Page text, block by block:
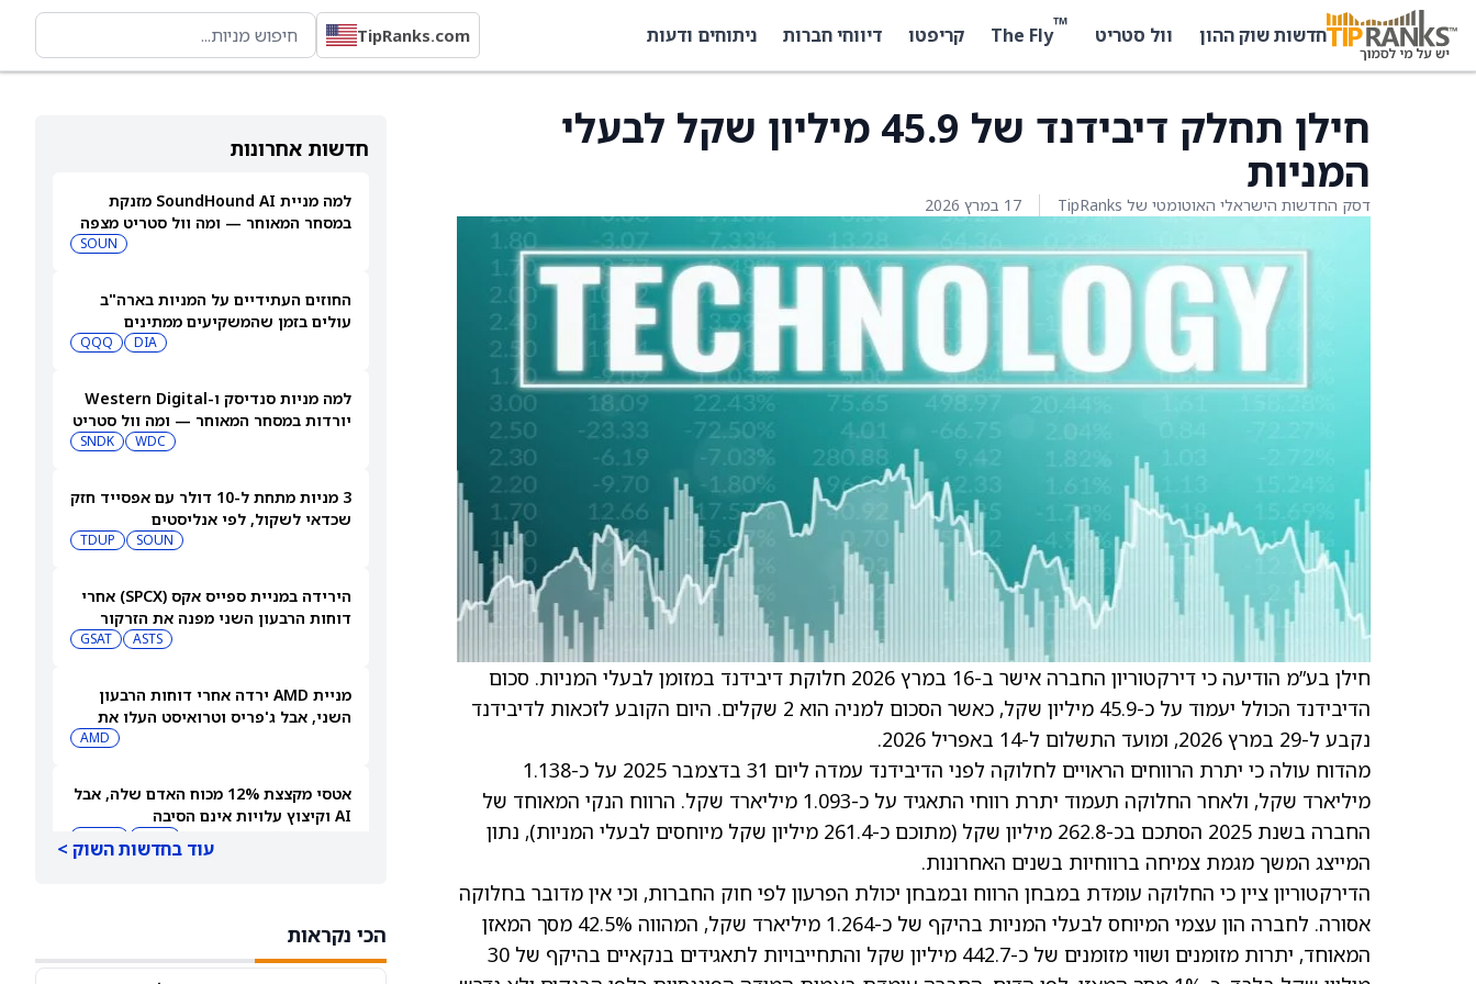
חדשות שוק ההון וול סטריט ™
The Fly קריפטו דיווחי חברות ניתוחים ודעות TipRanks.com
חדשות אחרונות
למה מניית SoundHound AI מזנקת
במסחר המאוחר — ומה וול סטריט מצפה
SOUN
החוזים העתידיים על המניות בארה"ב
עולים בזמן שהמשקיעים ממתינים
DIA
QQQ
למה מניות סנדיסק ו-Western Digital
יורדות במסחר המאוחר — ומה וול סטריט
WDC
SNDK
3 מניות מתחת ל-10 דולר עם אפסייד חזק
שכדאי לשקול, לפי אנליסטים
SOUN
TDUP
הירידה במניית ספייס אקס (SPCX) אחרי
דוחות הרבעון השני מפנה את הזרקור
לקרנות סל חלל עם חשיפה גבוהה
ASTS
GSAT
מניית AMD ירדה אחרי דוחות הרבעון
השני, אבל ג'פריס וטרואיסט העלו את
AMD
אטסי מקצצת 12% מכוח האדם שלה, אבל
AI וקיצוץ עלויות אינם הסיבה
מחיר היעד למניית אנבידיה (אנבידיה)
עוד בחדשות השוק >
הכי נקראות
חילן תחלק דיבידנד של 45.9 מיליון שקל לבעלי
המניות
דסק החדשות הישראלי האוטומטי של TipRanks 17 במרץ 2026
חילן בע”מ הודיעה כי דירקטוריון החברה אישר ב-16 במרץ 2026 חלוקת דיבידנד במזומן לבעלי המניות. סכום
הדיבידנד הכולל יעמוד על כ-45.9 מיליון שקל, כאשר הסכום למניה הוא 2 שקלים. היום הקובע לזכאות לדיבידנד
נקבע ל-29 במרץ 2026, ומועד התשלום ל-14 באפריל 2026.
מהדוח עולה כי יתרת הרווחים הראויים לחלוקה לפני הדיבידנד עמדה ליום 31 בדצמבר 2025 על כ-1.138
מיליארד שקל, ולאחר החלוקה תעמוד יתרת רווחי התאגיד על כ-1.093 מיליארד שקל. הרווח הנקי המאוחד של
החברה בשנת 2025 הסתכם בכ-262.8 מיליון שקל (מתוכם כ-261.4 מיליון שקל מיוחסים לבעלי המניות), נתון
המייצג המשך מגמת צמיחה ברווחיות בשנים האחרונות.
הדירקטוריון ציין כי החלוקה עומדת במבחן הרווח ובמבחן יכולת הפרעון לפי חוק החברות, וכי אין מדובר בחלוקה
אסורה. לחברה הון עצמי המיוחס לבעלי המניות בהיקף של כ-1.264 מיליארד שקל, המהווה 42.5% מסך המאזן
המאוחד, יתרות מזומנים ושווי מזומנים של כ-442.7 מיליון שקל והתחייבויות לתאגידים בנקאיים בהיקף של 30